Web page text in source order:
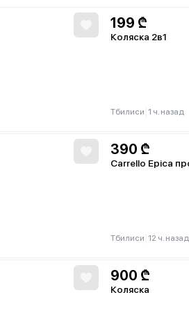
199 ₾
Коляска 2в1
Тбилиси 1 ч. назад
390 ₾
Carrello Epica
Тбилиси 12 ч. назад
900 ₾
Коляска